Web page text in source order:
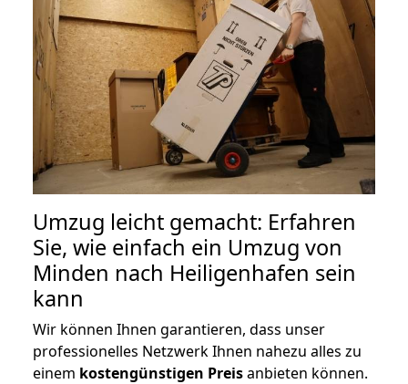
Umzug leicht gemacht: Erfahren
Sie, wie einfach ein Umzug von
Minden nach Heiligenhafen sein
kann
Wir können Ihnen garantieren, dass unser
professionelles Netzwerk Ihnen nahezu alles zu
einem kostengünstigen Preisanbieten können.